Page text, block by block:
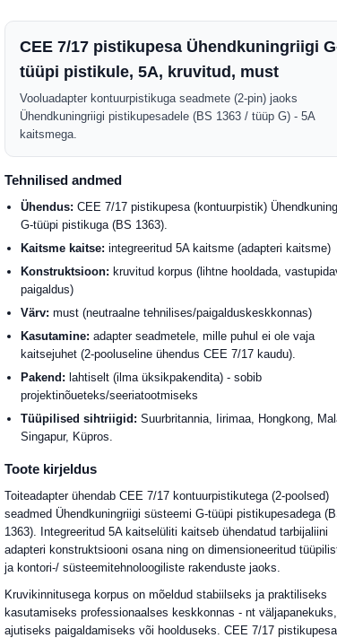
CEE 7/17 pistikupesa Ühendkuningriigi
tüüpi pistikule, 5A, kruvitud, must
Vooluadapter kontuurpistikuga seadmete (2-pin) jaoks
Ühendkuningriigi pistikupesadele (BS 1363 / tüüp G) - 5A
kaitsmega.
Tehnilised andmed
Ühendus: CEE 7/17 pistikupesa (kontuurpistik)
G-tüüpi pistikuga (BS 1363).
Kaitsme kaitse: integreeritud 5A kaitsme (adapteri kaitsme)
Konstruktsioon: kruvitud korpus (lihtne hooldada,
paigaldus)
Värv: must (neutraalne tehnilises/paigalduskeskkonnas)
Kasutamine: adapter seadmetele, mille puhul ei ole vaja
kaitsejuhet (2-pooluseline ühendus CEE 7/17 kaudu).
Pakend: lahtiselt (ilma üksikpakendita) - sobib
projektinõueteks/seeriatootmiseks
Tüüpilised sihtriigid: Suurbritannia, Iirimaa, Hongkong,
Singapur, Küpros.
Toote kirjeldus
Toiteadapter ühendab CEE 7/17 kontuurpistikutega (2-poolsed)
seadmed Ühendkuningriigi süsteemi G-tüüpi pistikupesadega
1363). Integreeritud 5A kaitselüliti kaitseb ühendatud tarbijaliini
adapteri konstruktsiooni osana ning on dimensioneeritud
ja kontori-/ süsteemitehnoloogiliste rakenduste jaoks.
Kruvikinnitusega korpus on mõeldud stabiilseks ja praktiliseks
kasutamiseks professionaalses keskkonnas - nt väljapanekuks,
ajutiseks paigaldamiseks või hoolduseks. CEE 7/17